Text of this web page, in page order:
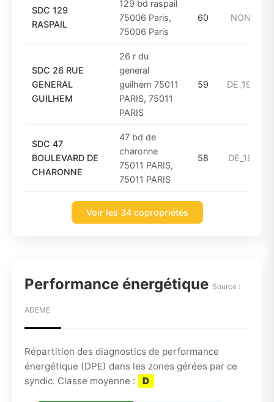
SDC 129
RASPAIL
129 bd raspail
75006 Paris,
75006 Paris
60
SDC 26 RUE
GENERAL
GUILHEM
26 r du
general
guilhem 75011
PARIS, 75011
PARIS
59
SDC 47
BOULEVARD DE
CHARONNE
47 bd de
charonne
75011 PARIS,
75011 PARIS
58
Voir les 34 copropriétés
Performance énergétique Source :
ADEME
Répartition des diagnostics de performance
énergétique (DPE) dans les zones gérées par ce
syndic. Classe moyenne :
D